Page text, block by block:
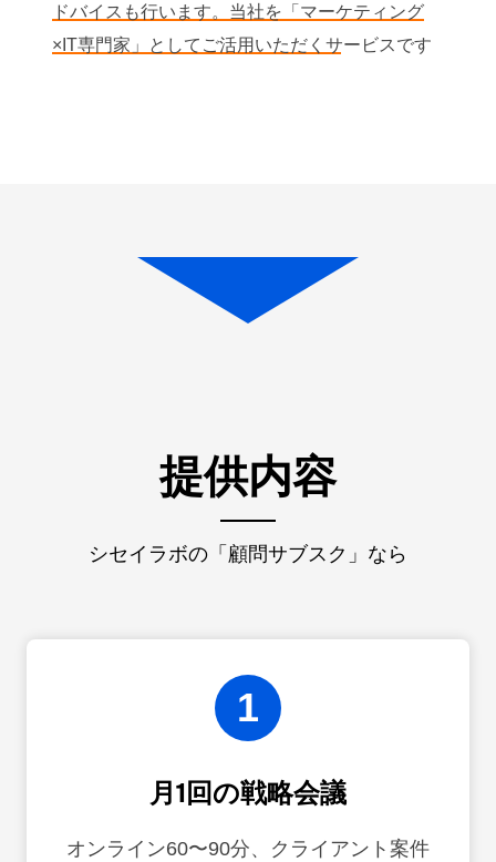
ドバイスも行います。当社を「マーケティング
×IT専門家」としてご活用いただくサービスです
提供内容
シセイラボの「顧問サブスク」なら
1
月1回の戦略会議
オンライン60〜90分、クライアント案件